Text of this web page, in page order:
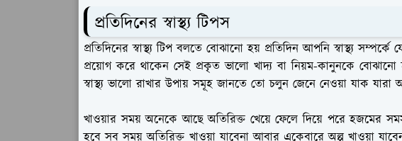
প্রতিদিনের স্বাস্থ্য টিপস
প্রতিদিনের স্বাস্থ্য টিপ বলতে বোঝানো হয় প্রতিদিন আপনি স্বাস্থ্য
প্রয়োগ করে থাকেন সেই প্রকৃত ভালো খাদ্য বা নিয়ম-কানুনকে বোঝানো
স্বাস্থ্য ভালো রাখার উপায় সমূহ জানতে তো চলুন জেনে নেওয়া যাক যারা
খাওয়ার সময় অনেকে আছে অতিরিক্ত খেয়ে ফেলে দিয়ে পরে হজমের
হবে সব সময় অতিরিক্ত খাওয়া যাবেনা আবার একেবারে অল্প খাওয়া